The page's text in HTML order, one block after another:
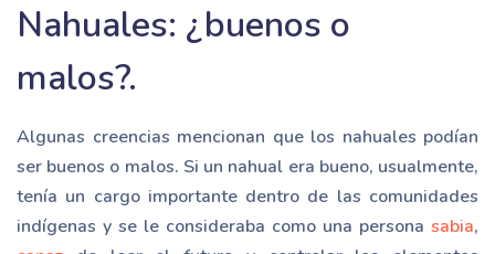
Nahuales: ¿buenos o
malos?.
Algunas creencias mencionan que los nahuales podían
ser buenos o malos. Si un nahual era bueno, usualmente,
tenía un cargo importante dentro de las comunidades
indígenas y se le consideraba como una persona sabia,